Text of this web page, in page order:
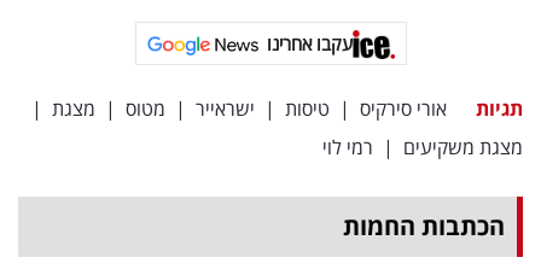
עקבו אחרינו
תגיות אורי סירקיס | טיסות | ישראייר | מטוס | מצגת |
מצגת משקיעים | רמי לוי
הכתבות החמות